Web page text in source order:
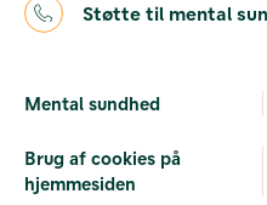
Støtte til mental
Mental sundhed
Brug af cookies på
hjemmesiden